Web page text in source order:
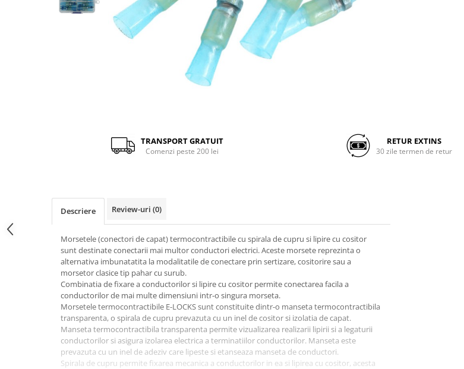
Accesorii auto
Conectori termocontractibili cu
Facebook
TRANSPORT GRATUIT
Comenzi peste 200 lei
RETUR EXTINS
30 zile termen de retur
Descriere Review-uri (0)
Morsetele (conectori de capat) termocontractibile cu spirala de cupru si lipire cu cositor
sunt destinate conectarii mai multor conductori electrici. Aceste morsete reprezinta o
alternativa imbunatatita la modalitatile de conectare prin sertizare, cositorire sau a
morsetor clasice tip pahar cu surub.
Combinatia de fixare a conductorilor si lipire cu cositor permite conectarea facila a
conductorilor de mai multe dimensiuni intr-o singura morseta.
Morsetele termocontractibile E-LOCKS sunt constituite dintr-o manseta termocontractibila
transparenta, o spirala de cupru prevazuta cu un inel de cositor si izolatia de capat.
Manseta termocontractibila transparenta permite vizualizarea realizarii lipirii si a legaturii
conductorilor si asigura izolarea electrica a terminatiilor conductorilor. Manseta este
prevazuta cu un inel de adeziv care lipeste si etanseaza manseta de conductori.
Spirala de cupru permite fixarea mecanica a conductorilor in ea si lipirea cu cositor, acesta